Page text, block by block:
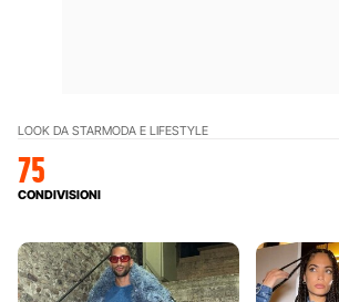
LOOK DA STARMODA E LIFESTYLE
75
CONDIVISIONI